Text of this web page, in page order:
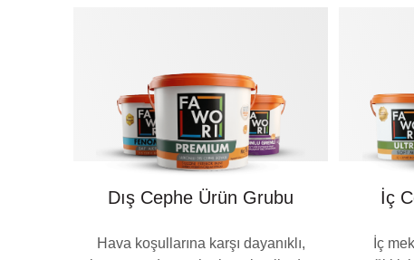
Dış Cephe Ürün Grubu
Hava koşullarına karşı dayanıklı,
İç
İç